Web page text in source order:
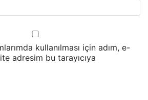
kullanılması için adım, e-
adresim bu tarayıcıya